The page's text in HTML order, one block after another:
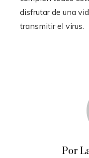
disfrutar de una
transmitir el virus.
Por